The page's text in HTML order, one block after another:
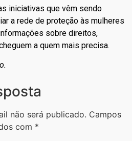
iniciativas que vêm sendo
a rede de proteção às mulheres
sobre direitos,
a quem mais precisa.
não será publicado. Campos
com *